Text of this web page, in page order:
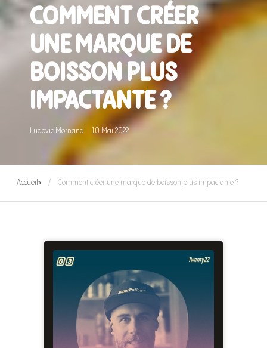
COMMENT CRÉER
UNE MARQUE DE
BOISSON PLUS
IMPACTANTE ?
Ludovic Mornand 10 Mai 2022
Accueil » Comment créer une marque de boisson plus impactante ?